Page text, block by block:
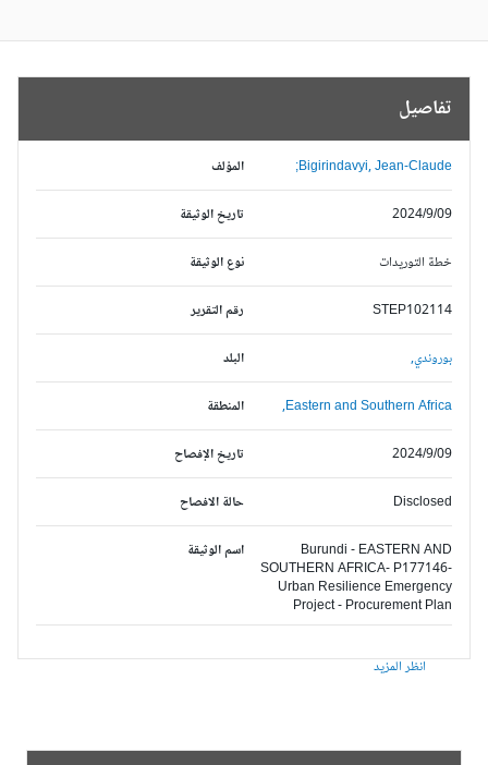
تفاصيل
المؤلف Bigirindavyi, Jean-Claude;
تاريخ الوثيقة 2024/9/09
نوع الوثيقة خطة التوريدات
رقم التقرير STEP102114
البلد بوروندي,
المنطقة Eastern and Southern Africa,
تاريخ الإفصاح 2024/9/09
حالة الافصاح Disclosed
اسم الوثيقة
Burundi - EASTERN AND
SOUTHERN AFRICA- P177146-
Urban Resilience Emergency
Project - Procurement Plan
انظر المزيد